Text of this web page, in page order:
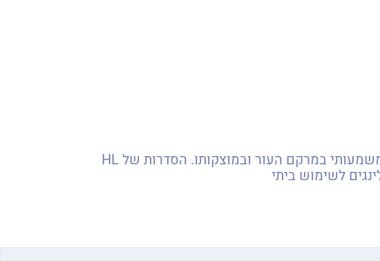
חידוש עור, שיקום נזקי גיל וסביבה, צמצום עומק קמטים וקמטוטים והשגת שינוי משמעותי במרקם העור ובמוצקותו. הסדרות של HL
לשימוש ביתי